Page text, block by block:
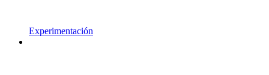
Experimentación